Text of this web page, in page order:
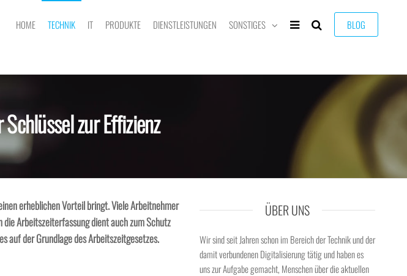
BLOG
HOME TECHNIK IT PRODUKTE DIENSTLEISTUNGEN SONSTIGES
zur Effizienz
erheblichen Vorteil bringt. Viele Arbeitnehmer
Arbeitszeiterfassung dient auch zum Schutz
auf der Grundlage des Arbeitszeitgesetzes.
ÜBER UNS
Wir sind seit Jahren schon im Bereich der Technik und der
damit verbundenen Digitalisierung tätig und haben es
uns zur Aufgabe gemacht, Menschen über die aktuellen